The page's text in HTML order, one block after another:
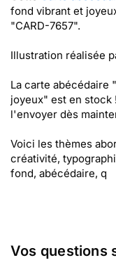
fond vibrant et
"CARD-7657".
Illustration réalisée
La carte abécédaire
joyeux" est en stock
l'envoyer dès
Voici les thèmes
créativité,
fond, abécédaire, q
Vos questions